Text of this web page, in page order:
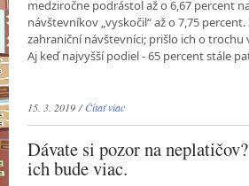
medziročne podrástol až o 6,67 percent
návštevníkov „vyskočil“ až o 7,75
zahraniční návštevníci; prišlo ich o trochu
Aj keď najvyšší podiel - 65 percent stále
15. 3. 2019 /Čítať viac
Dávate si pozor na
ich bude viac.